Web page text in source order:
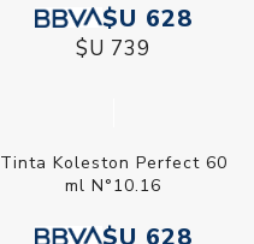
$U 628
$U 739
Tinta Koleston Perfect 60
ml N°10.16
$U 628